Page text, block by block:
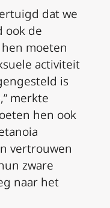
dat we
ook de
moeten
activiteit
is
merkte
hen ook
vertrouwen
zware
naar het